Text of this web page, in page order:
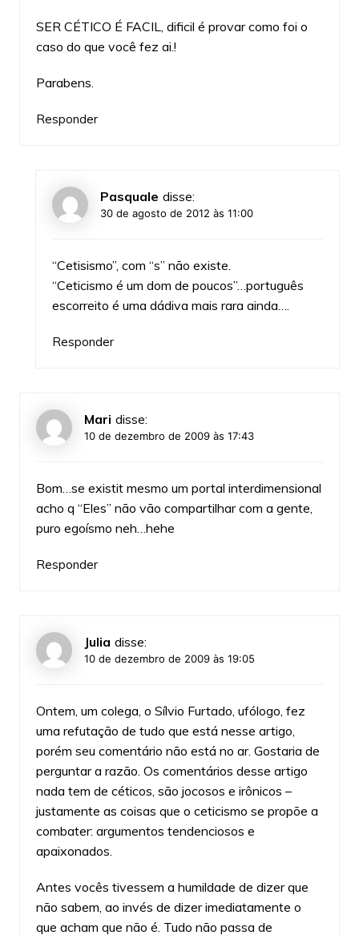
SER CÉTICO É FACIL, dificil é provar como foi o
caso do que você fez ai.!
Parabens.
Responder
Pasquale disse:
30 de agosto de 2012 às 11:00
“Cetisismo”, com “s” não existe.
“Ceticismo é um dom de poucos”…português
escorreito é uma dádiva mais rara ainda….
Responder
Mari disse:
10 de dezembro de 2009 às 17:43
Bom…se existit mesmo um portal interdimensional
acho q “Eles” não vão compartilhar com a gente,
puro egoísmo neh…hehe
Responder
Julia disse:
10 de dezembro de 2009 às 19:05
Ontem, um colega, o Sílvio Furtado, ufólogo, fez
uma refutação de tudo que está nesse artigo,
porém seu comentário não está no ar. Gostaria de
perguntar a razão. Os comentários desse artigo
nada tem de céticos, são jocosos e irônicos –
justamente as coisas que o ceticismo se propõe a
combater: argumentos tendenciosos e
apaixonados.
Antes vocês tivessem a humildade de dizer que
não sabem, ao invés de dizer imediatamente o
que acham que não é. Tudo não passa de